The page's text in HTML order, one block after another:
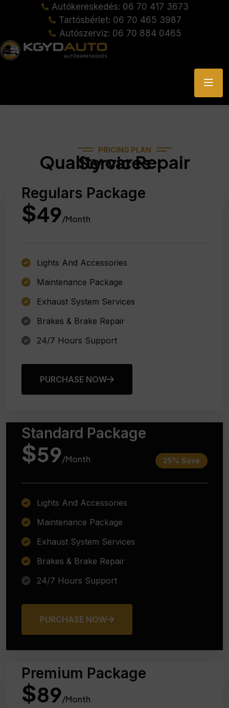
Autókereskedés: 06 70 417 3673
Tartósbérlet: 06 70 465 3987
Autószerviz: 06 70 884 0465
PRICING PLAN
Quality car Repair Services
Regulars Package
$49/Month
Lights And Accessories
Maintenance Package
Exhaust System Services
Brakes & Brake Repair
24/7 Hours Support
PURCHASE NOW
Standard Package
$59/Month 25% Save
Lights And Accessories
Maintenance Package
Exhaust System Services
Brakes & Brake Repair
24/7 Hours Support
PURCHASE NOW
Premium Package
$89/Month